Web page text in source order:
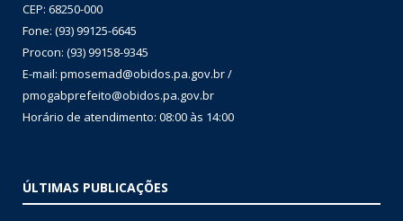
CEP: 68250-000
Fone: (93) 99125-6645
Procon: (93) 99158-9345
E-mail: pmosemad@obidos.pa.gov.br /
pmogabprefeito@obidos.pa.gov.br
Horário de atendimento: 08:00 às 14:00
ÚLTIMAS PUBLICAÇÕES